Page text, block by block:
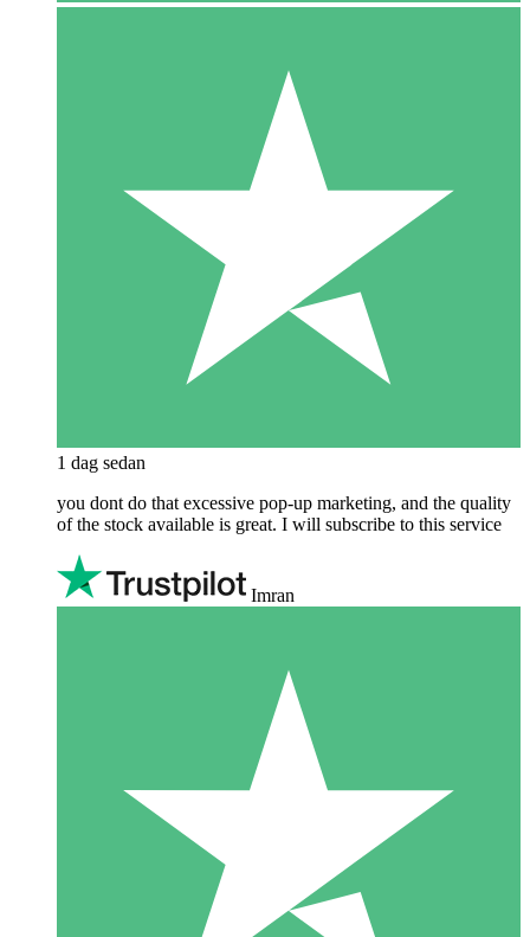
1 dag sedan
you dont do that excessive pop-up marketing, and the quality
of the stock available is great. I will subscribe to this service
Imran